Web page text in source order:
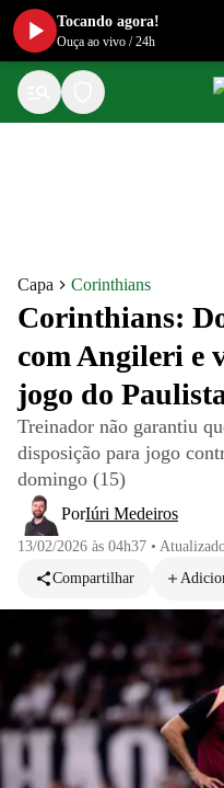
Capa Corinthians
Corinthians:
com Angileri e
jogo do
Treinador não garantiu
disposição para jogo
domingo (15)
PorIúri Medeiros
13/02/2026 às 04h37 •
Compartilhar
Tocando agora!
Ouça ao vivo /24h